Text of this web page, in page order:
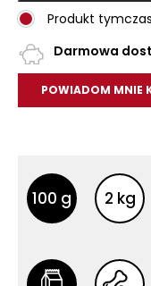
Produkt
Darmowa
POWIADOM MNIE
Inne
100 g 2 kg
Inne